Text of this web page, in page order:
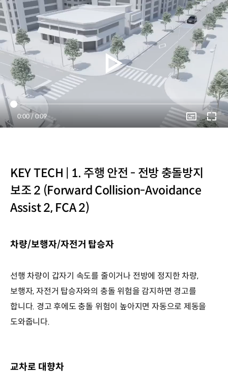
Current
Time
0:00 / Duration
0:09
KEY TECH | 1. 주행 안전 - 전방 충돌방지
보조 2 (Forward Collision-Avoidance
Assist 2, FCA 2)
차량/보행자/자전거 탑승자
선행 차량이 갑자기 속도를 줄이거나 전방에 정지한 차량,
보행자, 자전거 탑승자와의 충돌 위험을 감지하면 경고를
합니다. 경고 후에도 충돌 위험이 높아지면 자동으로 제동을
도와줍니다.
교차로 대향차